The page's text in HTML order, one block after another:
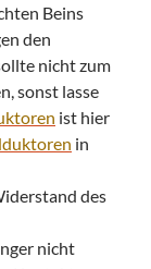
Beins
den
nicht zum
sonst lasse
ist hier
in
des
nicht